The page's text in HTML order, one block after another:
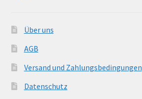
Über uns
AGB
Versand und Zahlungsbedingungen
Datenschutz